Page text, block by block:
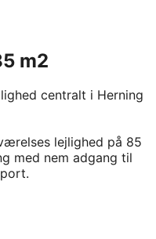
m2
centralt i Herning
lejlighed på 85
med nem adgang til